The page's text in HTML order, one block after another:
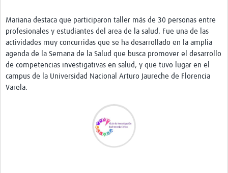
Mariana destaca que participaron taller más de 30 personas entre
profesionales y estudiantes del area de la salud. Fue una de las
actividades muy concurridas que se ha desarrollado en la amplia
agenda de la Semana de la Salud que busca promover el desarrollo
de competencias investigativas en salud, y que tuvo lugar en el
campus de la Universidad Nacional Arturo Jaureche de Florencia
Varela.